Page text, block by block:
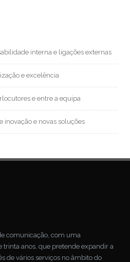
interna e ligações externas
e excelência
e entre a equipa
inovação e novas soluções
comunicação, com uma
trinta anos, que pretende expandir a
de vários serviços no âmbito do